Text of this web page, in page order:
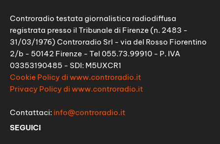
Controradio testata giornalistica radiodiffusa
registrata presso il Tribunale di Firenze (n. 2483 -
31/03/1976) Controradio Srl - via del Rosso Fiorentino
2/b - 50142 Firenze - Tel 055.73.99910 - P. IVA
03353190485 - SDI: M5UXCR1
Cookie Policy di www.controradio.it
Privacy Policy di www.controradio.it
Contattaci: info@controradio.it
SEGUICI